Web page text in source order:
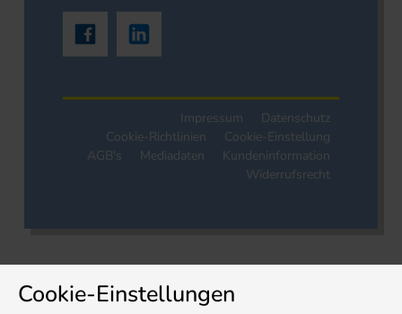
Impressum
Datenschutz
Cookie-Richtlinien
Cookie-Einstellung
AGB's
Mediadaten
Kundeninformation
Widerrufsrecht
Cookie-Einstellungen